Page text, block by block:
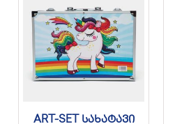
ART-SET სახატავი